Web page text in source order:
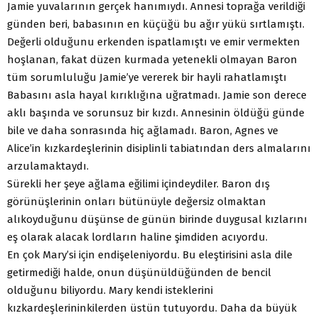
Jamie yuvalarının gerçek hanımıydı. Annesi toprağa verildiği
günden beri, babasının en küçüğü bu ağır yükü sırtlamıştı.
Değerli olduğunu erkenden ispatlamıştı ve emir vermekten
hoşlanan, fakat düzen kurmada yetenekli olmayan Baron
tüm sorumluluğu Jamie’ye vererek bir hayli rahatlamıştı
Babasını asla hayal kırıklığına uğratmadı. Jamie son derece
aklı başında ve sorunsuz bir kızdı. Annesinin öldüğü günde
bile ve daha sonrasında hiç ağlamadı. Baron, Agnes ve
Alice’in kızkardeşlerinin disiplinli tabiatından ders almalarını
arzulamaktaydı.
Sürekli her şeye ağlama eğilimi içindeydiler. Baron dış
görünüşlerinin onları bütünüyle değersiz olmaktan
alıkoyduğunu düşünse de günün birinde duygusal kızlarını
eş olarak alacak lordların haline şimdiden acıyordu.
En çok Mary’si için endişeleniyordu. Bu eleştirisini asla dile
getirmediği halde, onun düşünüldüğünden de bencil
olduğunu biliyordu. Mary kendi isteklerini
kızkardeşlerininkilerden üstün tutuyordu. Daha da büyük